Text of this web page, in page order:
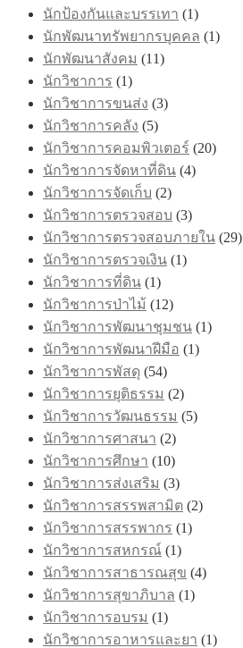
นักป้องกันและบรรเทา (1)
นักพัฒนาทรัพยากรบุคคล (1)
นักพัฒนาสังคม (11)
นักวิชาการ (1)
นักวิชาการขนส่ง (3)
นักวิชาการคลัง (5)
นักวิชาการคอมพิวเตอร์ (20)
นักวิชาการจัดหาที่ดิน (4)
นักวิชาการจัดเก็บ (2)
นักวิชาการตรวจสอบ (3)
นักวิชาการตรวจสอบภายใน (29)
นักวิชาการตรวจเงิน (1)
นักวิชาการที่ดิน (1)
นักวิชาการป่าไม้ (12)
นักวิชาการพัฒนาชุมชน (1)
นักวิชาการพัฒนาฝีมือ (1)
นักวิชาการพัสดุ (54)
นักวิชาการยุติธรรม (2)
นักวิชาการวัฒนธรรม (5)
นักวิชาการศาสนา (2)
นักวิชาการศึกษา (10)
นักวิชาการส่งเสริม (3)
นักวิชาการสรรพสามิต (2)
นักวิชาการสรรพากร (1)
นักวิชาการสหกรณ์ (1)
นักวิชาการสาธารณสุข (4)
นักวิชาการสุขาภิบาล (1)
นักวิชาการอบรม (1)
นักวิชาการอาหารและยา (1)